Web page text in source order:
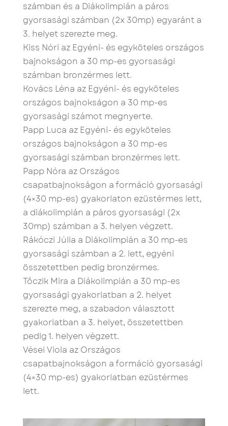
számban és a Diákolimpián a páros
gyorsasági számban (2x 30mp) egyaránt a
3. helyet szerezte meg.
Kiss Nóri az Egyéni- és egyköteles országos
bajnokságon a 30 mp-es gyorsasági
számban bronzérmes lett.
Kovács Léna az Egyéni- és egyköteles
országos bajnokságon a 30 mp-es
gyorsasági számot megnyerte.
Papp Luca az Egyéni- és egyköteles
országos bajnokságon a 30 mp-es
gyorsasági számban bronzérmes lett.
Papp Nóra az Országos
csapatbajnokságon a formáció gyorsasági
(4×30 mp-es) gyakorlaton ezüstérmes lett,
a diákolimpián a páros gyorsasági (2x
30mp) számban a 3. helyen végzett.
Rákóczi Júlia a Diákolimpián a 30 mp-es
gyorsasági számban a 2. lett, egyéni
összetettben pedig bronzérmes.
Tőczik Mira a Diákolimpián a 30 mp-es
gyorsasági gyakorlatban a 2. helyet
szerezte meg, a szabadon választott
gyakorlatban a 3. helyet, összetettben
pedig 1. helyen végzett.
Vései Viola az Országos
csapatbajnokságon a formáció gyorsasági
(4×30 mp-es) gyakorlatban ezüstérmes
lett.